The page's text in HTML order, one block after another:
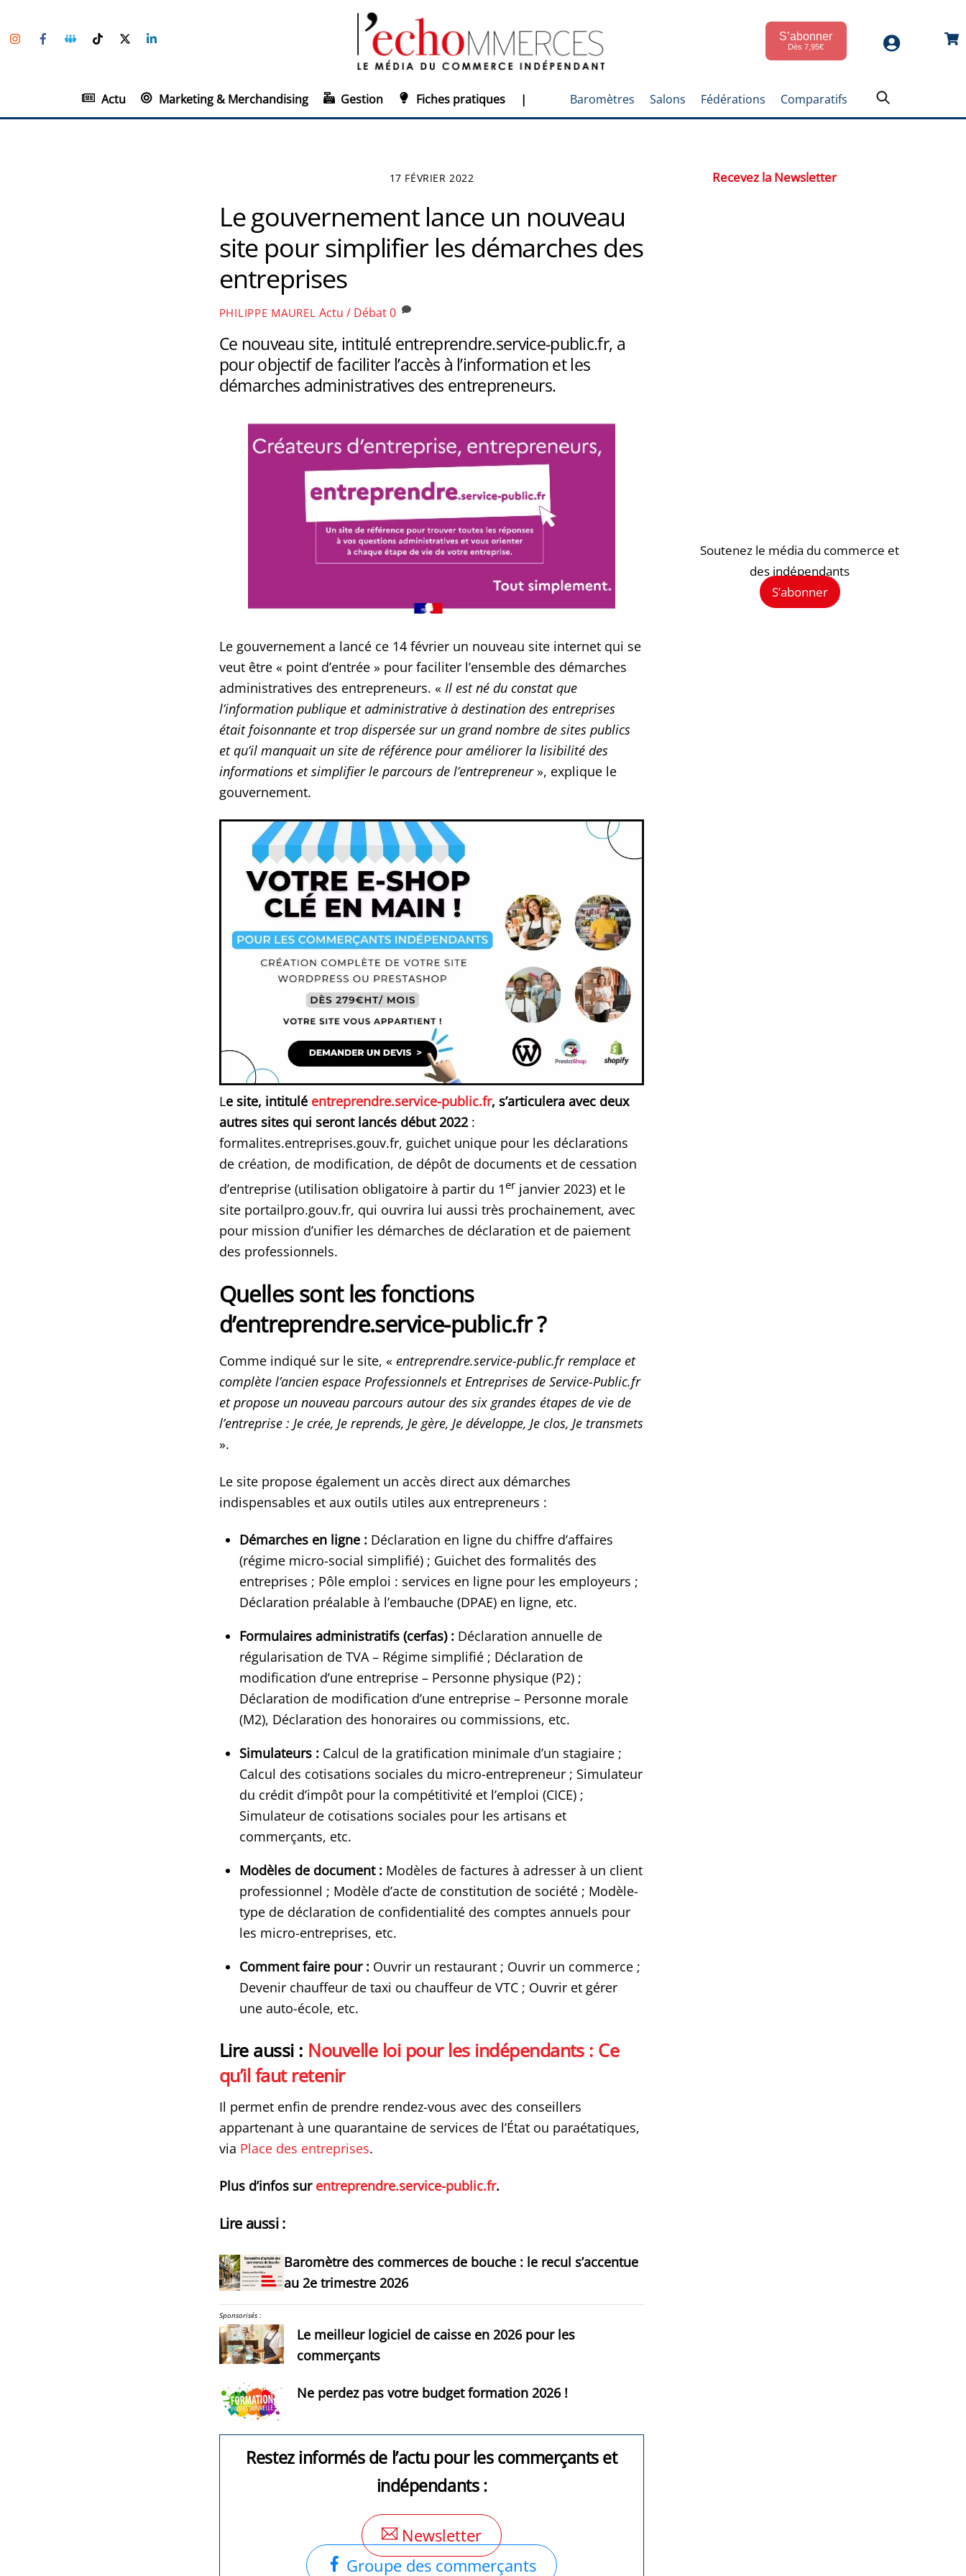
to
InstagramFacebookGroupe
Facebook
TikTokTwitter S’abonner
Dès 7,95€
Actu Marketing & Merchandising Gestion Fiches pratiques | Baromètres Salons Fédérations Comparatifs
17 FÉVRIER 2022
Le gouvernement lance un nouveau
site pour simplifier les démarches des
entreprises
PHILIPPE MAUREL Actu / Débat0
Ce nouveau site, intitulé entreprendre.service-public.fr, a
pour objectif de faciliter l’accès à l’information et les
démarches administratives des entrepreneurs.
Le gouvernement a lancé ce 14 février un nouveau site internet qui se
veut être « point d’entrée » pour faciliter l’ensemble des démarches
administratives des entrepreneurs. « Il est né du constat que
l’information publique et administrative à destination des entreprises
était foisonnante et trop dispersée sur un grand nombre de sites publics
et qu’il manquait un site de référence pour améliorer la lisibilité des
informations et simplifier le parcours de l’entrepreneur», explique le
gouvernement.
Le site, intitulé entreprendre.service-public.fr, s’articulera avec deux
autres sites qui seront lancés début 2022:
formalites.entreprises.gouv.fr, guichet unique pour les déclarations
de création, de modification, de dépôt de documents et de cessation
d’entreprise (utilisation obligatoire à partir du 1erjanvier 2023) et le
site portailpro.gouv.fr, qui ouvrira lui aussi très prochainement, avec
pour mission d’unifier les démarches de déclaration et de paiement
des professionnels.
Quelles sont les fonctions
d’entreprendre.service-public.fr ?
Comme indiqué sur le site, « entreprendre.service-public.fr remplace et
complète l’ancien espace Professionnels et Entreprises de Service-Public.fr
et propose un nouveau parcours autour des six grandes étapes de vie de
l’entreprise : Je crée, Je reprends, Je gère, Je développe, Je clos, Je transmets
».
Le site propose également un accès direct aux démarches
indispensables et aux outils utiles aux entrepreneurs :
Démarches en ligne : Déclaration en ligne du chiffre d’affaires
(régime micro-social simplifié) ; Guichet des formalités des
entreprises ; Pôle emploi : services en ligne pour les employeurs ;
Déclaration préalable à l’embauche (DPAE) en ligne, etc.
Formulaires administratifs (cerfas) : Déclaration annuelle de
régularisation de TVA – Régime simplifié ; Déclaration de
modification d’une entreprise – Personne physique (P2) ;
Déclaration de modification d’une entreprise – Personne morale
(M2), Déclaration des honoraires ou commissions, etc.
Simulateurs : Calcul de la gratification minimale d’un stagiaire ;
Calcul des cotisations sociales du micro-entrepreneur ; Simulateur
du crédit d’impôt pour la compétitivité et l’emploi (CICE) ;
Simulateur de cotisations sociales pour les artisans et
commerçants, etc.
Modèles de document : Modèles de factures à adresser à un client
professionnel ; Modèle d’acte de constitution de société ; Modèle-
type de déclaration de confidentialité des comptes annuels pour
les micro-entreprises, etc.
Comment faire pour : Ouvrir un restaurant ; Ouvrir un commerce ;
Devenir chauffeur de taxi ou chauffeur de VTC ; Ouvrir et gérer
une auto-école, etc.
Lire aussi : Nouvelle loi pour les indépendants : Ce
qu’il faut retenir
Il permet enfin de prendre rendez-vous avec des conseillers
appartenant à une quarantaine de services de l’État ou paraétatiques,
via Place des entreprises.
Plus d’infos sur entreprendre.service-public.fr.
Lire aussi :
Baromètre des commerces de bouche : le recul s’accentue
au 2e trimestre 2026
Sponsorisés :
Le meilleur logiciel de caisse en 2026 pour les
commerçants
Ne perdez pas votre budget formation 2026 !
Restez informés de l’actu pour les commerçants et
indépendants :
Newsletter
Groupe des commerçants
Recevez la Newsletter
Soutenez le média du commerce et
des indépendants
S’abonner